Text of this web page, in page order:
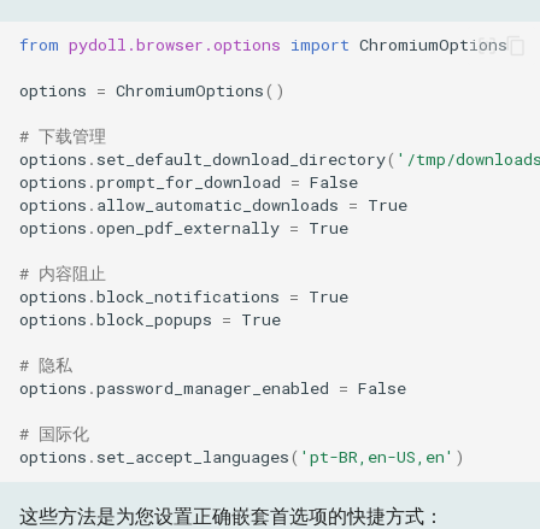
from pydoll.browser.options import ChromiumOptions
options = ChromiumOptions()
# 下载管理
options . set_default_download_directory( '/tmp/
options .prompt_for_download = False
options . allow_automatic_downloads = True
options .open_pdf_externally = True
# 内容阻止
options .block_notifications = True
options .block_popups = True
# 隐私
options .password_manager_enabled = False
# 国际化
options . set_accept_languages( 'pt-BR,en-US,en' )
这些方法是为您设置正确嵌套首选项的快捷方式：